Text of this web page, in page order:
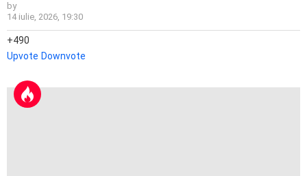
by
14 iulie, 2026, 19:30
490
Upvote Downvote